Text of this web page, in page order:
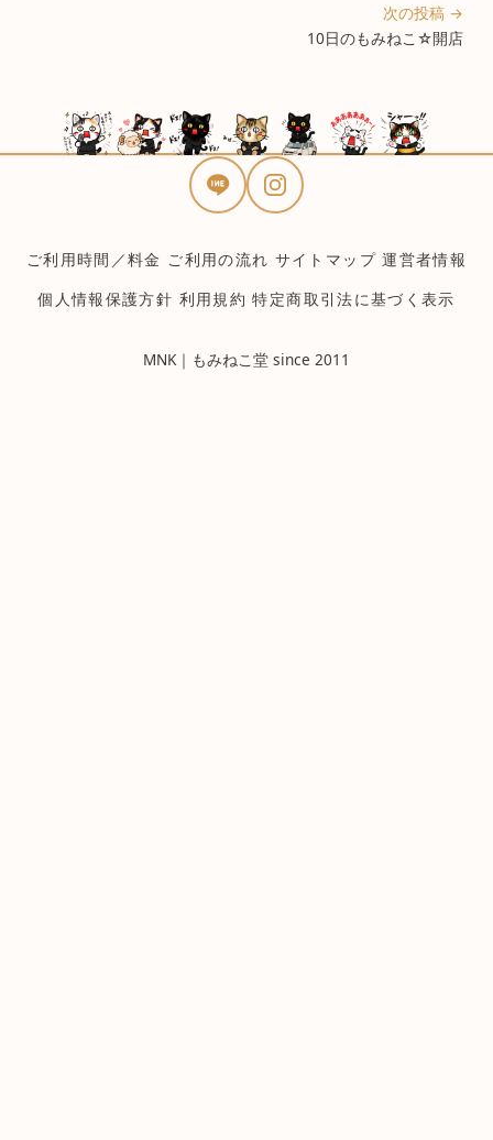
次の投稿 →
10日のもみねこ☆開店
ご利用時間／料金 ご利用の流れ サイトマップ 運営者情報
個人情報保護方針 利用規約 特定商取引法に基づく表示
MNK｜もみねこ堂 since 2011